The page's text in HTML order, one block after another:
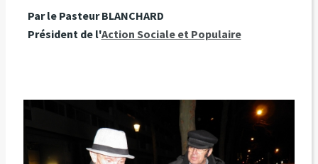
Par le Pasteur BLANCHARD
Président de l'Action Sociale et Populaire